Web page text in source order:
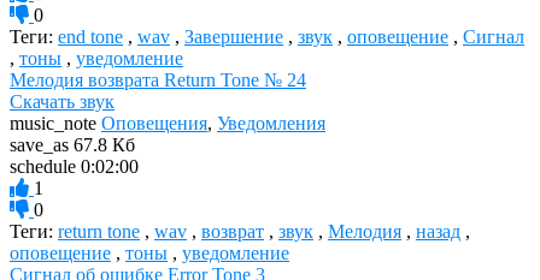
0
Теги: end tone , wav , Завершение , звук , оповещение , Сигнал
, тоны , уведомление
Мелодия возврата Return Tone № 24
Скачать звук
music_note Оповещения, Уведомления
save_as 67.8 Кб
schedule 0:02:00
1
0
Теги: return tone , wav , возврат , звук , Мелодия , назад ,
оповещение , тоны , уведомление
Сигнал об ошибке Error Tone 3